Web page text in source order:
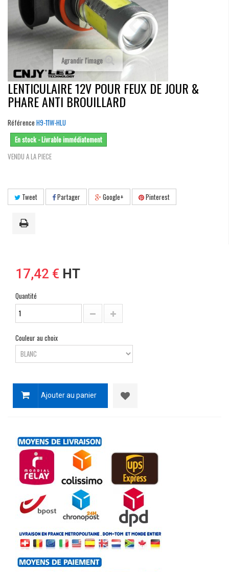
Agrandir l'image
LENTICULAIRE 12V POUR FEUX DE JOUR &
PHARE ANTI BROUILLARD
Référence H9-11W-HLU
En stock - Livrable immédiatement
VENDU A LA PIECE
Tweet Partager Google+ Pinterest
17,42 € HT
Quantité
Couleur au choix
Ajouter au panier